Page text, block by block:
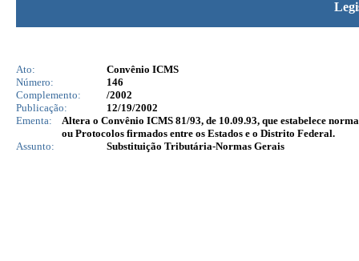
Ato:
Convênio ICMS
Número:
146
Complemento:
/2002
Publicação:
12/19/2002
Ementa:
Altera o Convênio ICMS 81/93, de 10.09.93, que estabelece
ou Protocolos firmados entre os Estados e o Distrito Federal.
Assunto:
Substituição Tributária-Normas Gerais